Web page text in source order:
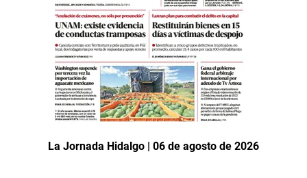
La Jornada Hidalgo | 06 de agosto de 2026